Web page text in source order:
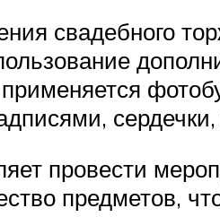
свадебного
провести
предметов,